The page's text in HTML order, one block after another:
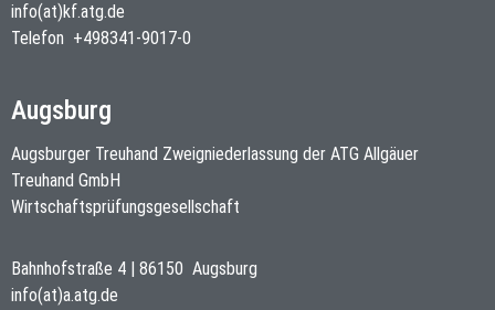
info(at)kf.atg.de
Telefon +498341-9017-0
Augsburg
Augsburger Treuhand Zweigniederlassung der ATG Allgäuer
Treuhand GmbH
Wirtschaftsprüfungsgesellschaft
Bahnhofstraße 4 | 86150 Augsburg
info(at)a.atg.de